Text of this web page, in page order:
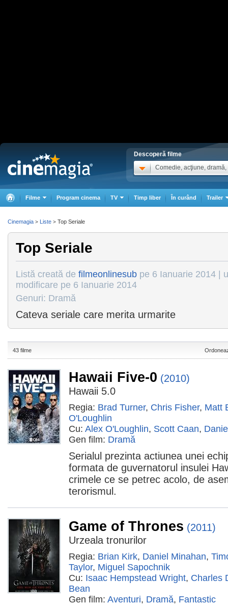
Descoperă filme
Comedie, acţiune, dramă,
Filme Program cinema TV Timp liber În curând Trailer
Top Seriale
Listă creată de filmeonlinesub pe 6 Ianuarie 2014 |
modificare pe 6 Ianuarie 2014
Genuri: Dramă
Cateva seriale care merita urmarite
43 filme
Hawaii Five-0 (2010)
Hawaii 5.0
Regia: Brad Turner, Chris Fisher, Matt
O'Loughlin
Cu: Alex O'Loughlin, Scott Caan,
Gen film: Dramă
Serialul prezinta actiunea unei
formata de guvernatorul insulei
crimele ce se petrec acolo, de
terorismul.
Game of Thrones (2011)
Urzeala tronurilor
Regia: Brian Kirk, Daniel Minahan,
Taylor, Miguel Sapochnik
Cu: Isaac Hempstead Wright, Charles
Bean
Gen film: Aventuri, Dramă, Fantastic
Cinemagia > Liste > Top Seriale